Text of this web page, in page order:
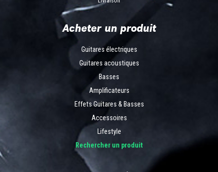
Acheter un produit
Guitares électriques
Guitares acoustiques
Basses
Amplificateurs
Effets Guitares & Basses
Accessoires
Lifestyle
Rechercher un produit